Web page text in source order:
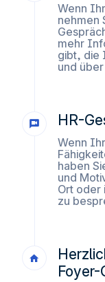
Wenn
nehmen
mehr
gibt, die
und
HR-
Wenn
haben
und
Ort oder
zu
Foyer-